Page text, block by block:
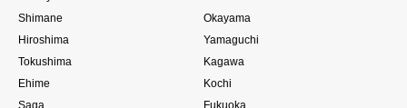
Shimane
Okayama
Hiroshima
Yamaguchi
Tokushima
Kagawa
Ehime
Kochi
Saga
Fukuoka